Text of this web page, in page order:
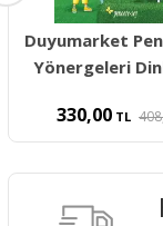
Duyumarket
Yönergeleri
330,00 TL